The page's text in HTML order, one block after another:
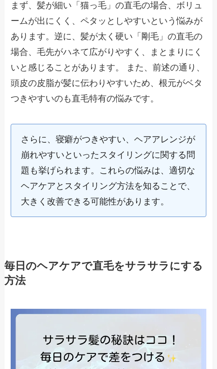
まず、髪が細い「猫っ毛」の直毛の場合、ボリュ
ームが出にくく、ペタッとしやすいという悩みが
あります。逆に、髪が太く硬い「剛毛」の直毛の
場合、毛先がハネて広がりやすく、まとまりにく
いと感じることがあります。 また、前述の通り、
頭皮の皮脂が髪に伝わりやすいため、根元がベタ
つきやすいのも直毛特有の悩みです。
さらに、寝癖がつきやすい、ヘアアレンジが
崩れやすいといったスタイリングに関する問
題も挙げられます。これらの悩みは、適切な
ヘアケアとスタイリング方法を知ることで、
大きく改善できる可能性があります。
毎日のヘアケアで直毛をサラサラにする
方法